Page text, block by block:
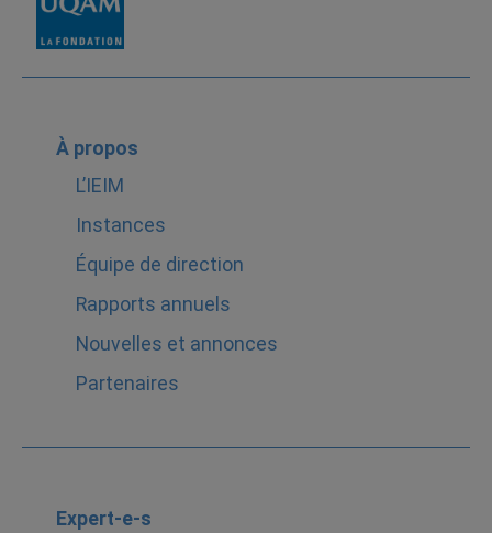
À propos
L’IEIM
Instances
Équipe de direction
Rapports annuels
Nouvelles et annonces
Partenaires
Expert-e-s